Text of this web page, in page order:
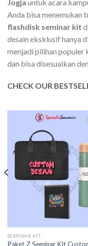
Jogja untuk acara
Anda bisa menemukan
flashdisk seminar kit
desain eksklusif hanya di
menjadi pilihan populer
dan bisa disesuaikan
CHECK OUR
SEMINAR KIT
Paket Z Seminar Kit